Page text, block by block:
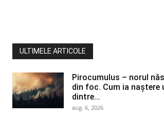
ULTIMELE ARTICOLE
Pirocumulus – norul
din foc. Cum ia naștere
dintre...
aug. 6, 2026